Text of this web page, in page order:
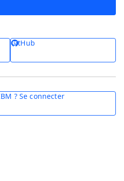
GitHub
? Se connecter